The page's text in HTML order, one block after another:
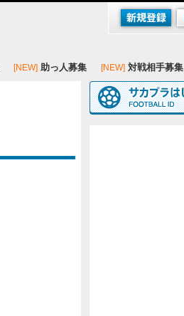
[NEW] 助っ人募集 [NEW] 対戦相手募集